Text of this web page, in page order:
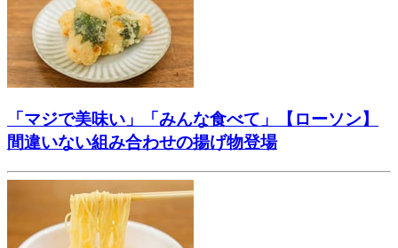
「マジで美味い」「みんな食べて」【ローソン】
間違いない組み合わせの揚げ物登場